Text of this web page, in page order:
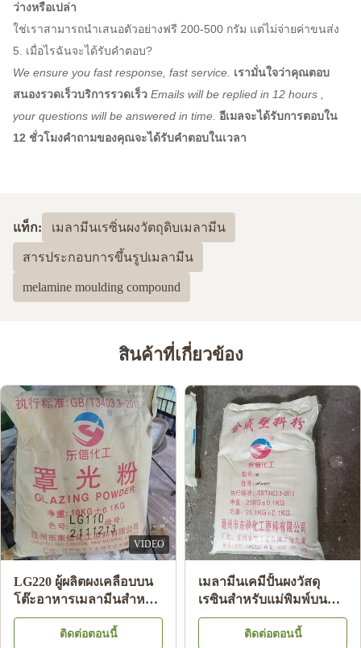
ว่างหรือเปล่า
ใช่เราสามารถนำเสนอตัวอย่างฟรี 200-500 กรัม แต่ไม่จ่ายค่าขนส่ง
5. เมื่อไรฉันจะได้รับคำตอบ?
We ensure you fast response, fast service. เรามั่นใจว่าคุณตอบ
สนองรวดเร็วบริการรวดเร็ว Emails will be replied in 12 hours ,
your questions will be answered in time. อีเมลจะได้รับการตอบใน
12 ชั่วโมงคำถามของคุณจะได้รับคำตอบในเวลา
แท็ก: เมลามีนเรซิ่นผงวัตถุดิบเมลามีน
สารประกอบการขึ้นรูปเมลามีน
melamine moulding compound
สินค้าที่เกี่ยวข้อง
VIDEO
LG220 ผู้ผลิตผงเคลือบบน
โต๊ะอาหารเมลามีนสำหรับ
แผ่นเมลามีนส่องแสง HS
Code 39092000
ติดต่อตอนนี้
เมลามีนเคมีปั้นผงวัสดุ
เรซินสำหรับแม่พิมพ์บน
โต๊ะอาหารเมลามีน A5
ติดต่อตอนนี้